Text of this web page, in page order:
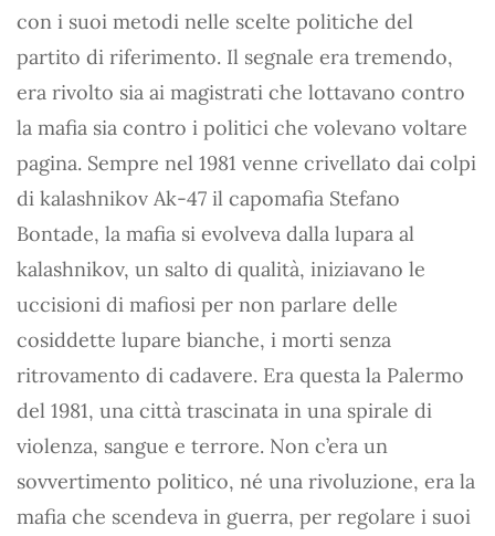
con i suoi metodi nelle scelte politiche del
partito di riferimento. Il segnale era tremendo,
era rivolto sia ai magistrati che lottavano contro
la mafia sia contro i politici che volevano voltare
pagina. Sempre nel 1981 venne crivellato dai colpi
di kalashnikov Ak-47 il capomafia Stefano
Bontade, la mafia si evolveva dalla lupara al
kalashnikov, un salto di qualità, iniziavano le
uccisioni di mafiosi per non parlare delle
cosiddette lupare bianche, i morti senza
ritrovamento di cadavere. Era questa la Palermo
del 1981, una città trascinata in una spirale di
violenza, sangue e terrore. Non c’era un
sovvertimento politico, né una rivoluzione, era la
mafia che scendeva in guerra, per regolare i suoi